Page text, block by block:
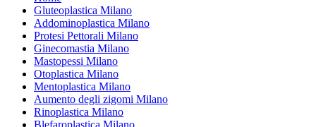
Gluteoplastica Milano
Addominoplastica Milano
Protesi Pettorali Milano
Ginecomastia Milano
Mastopessi Milano
Otoplastica Milano
Mentoplastica Milano
Aumento degli zigomi Milano
Rinoplastica Milano